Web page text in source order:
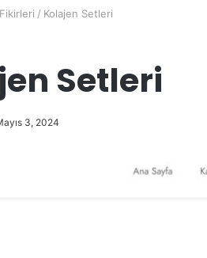
/ Kolajen Setleri
Setleri
3, 2024